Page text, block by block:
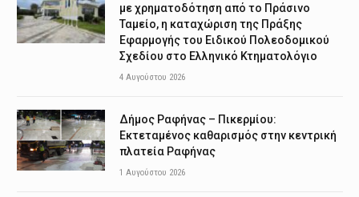
με χρηματοδότηση από το Πράσινο
Ταμείο, η καταχώριση της Πράξης
Εφαρμογής του Ειδικού Πολεοδομικού
Σχεδίου στο Ελληνικό Κτηματολόγιο
4 Αυγούστου 2026
Δήμος Ραφήνας – Πικερμίου:
Εκτεταμένος καθαρισμός στην κεντρική
πλατεία Ραφήνας
1 Αυγούστου 2026